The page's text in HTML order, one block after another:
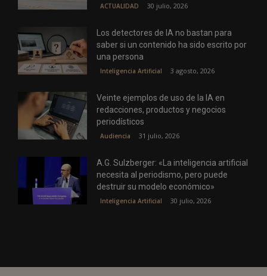
ACTUALIDAD 30 julio, 2026
Los detectores de IA no bastan para
saber si un contenido ha sido escrito por
una persona
Inteligencia Artificial 3 agosto, 2026
Veinte ejemplos de uso de la IA en
redacciones, productos y negocios
periodísticos
Audiencia 31 julio, 2026
A.G. Sulzberger: «La inteligencia artificial
necesita al periodismo, pero puede
destruir su modelo económico»
Inteligencia Artificial 30 julio, 2026